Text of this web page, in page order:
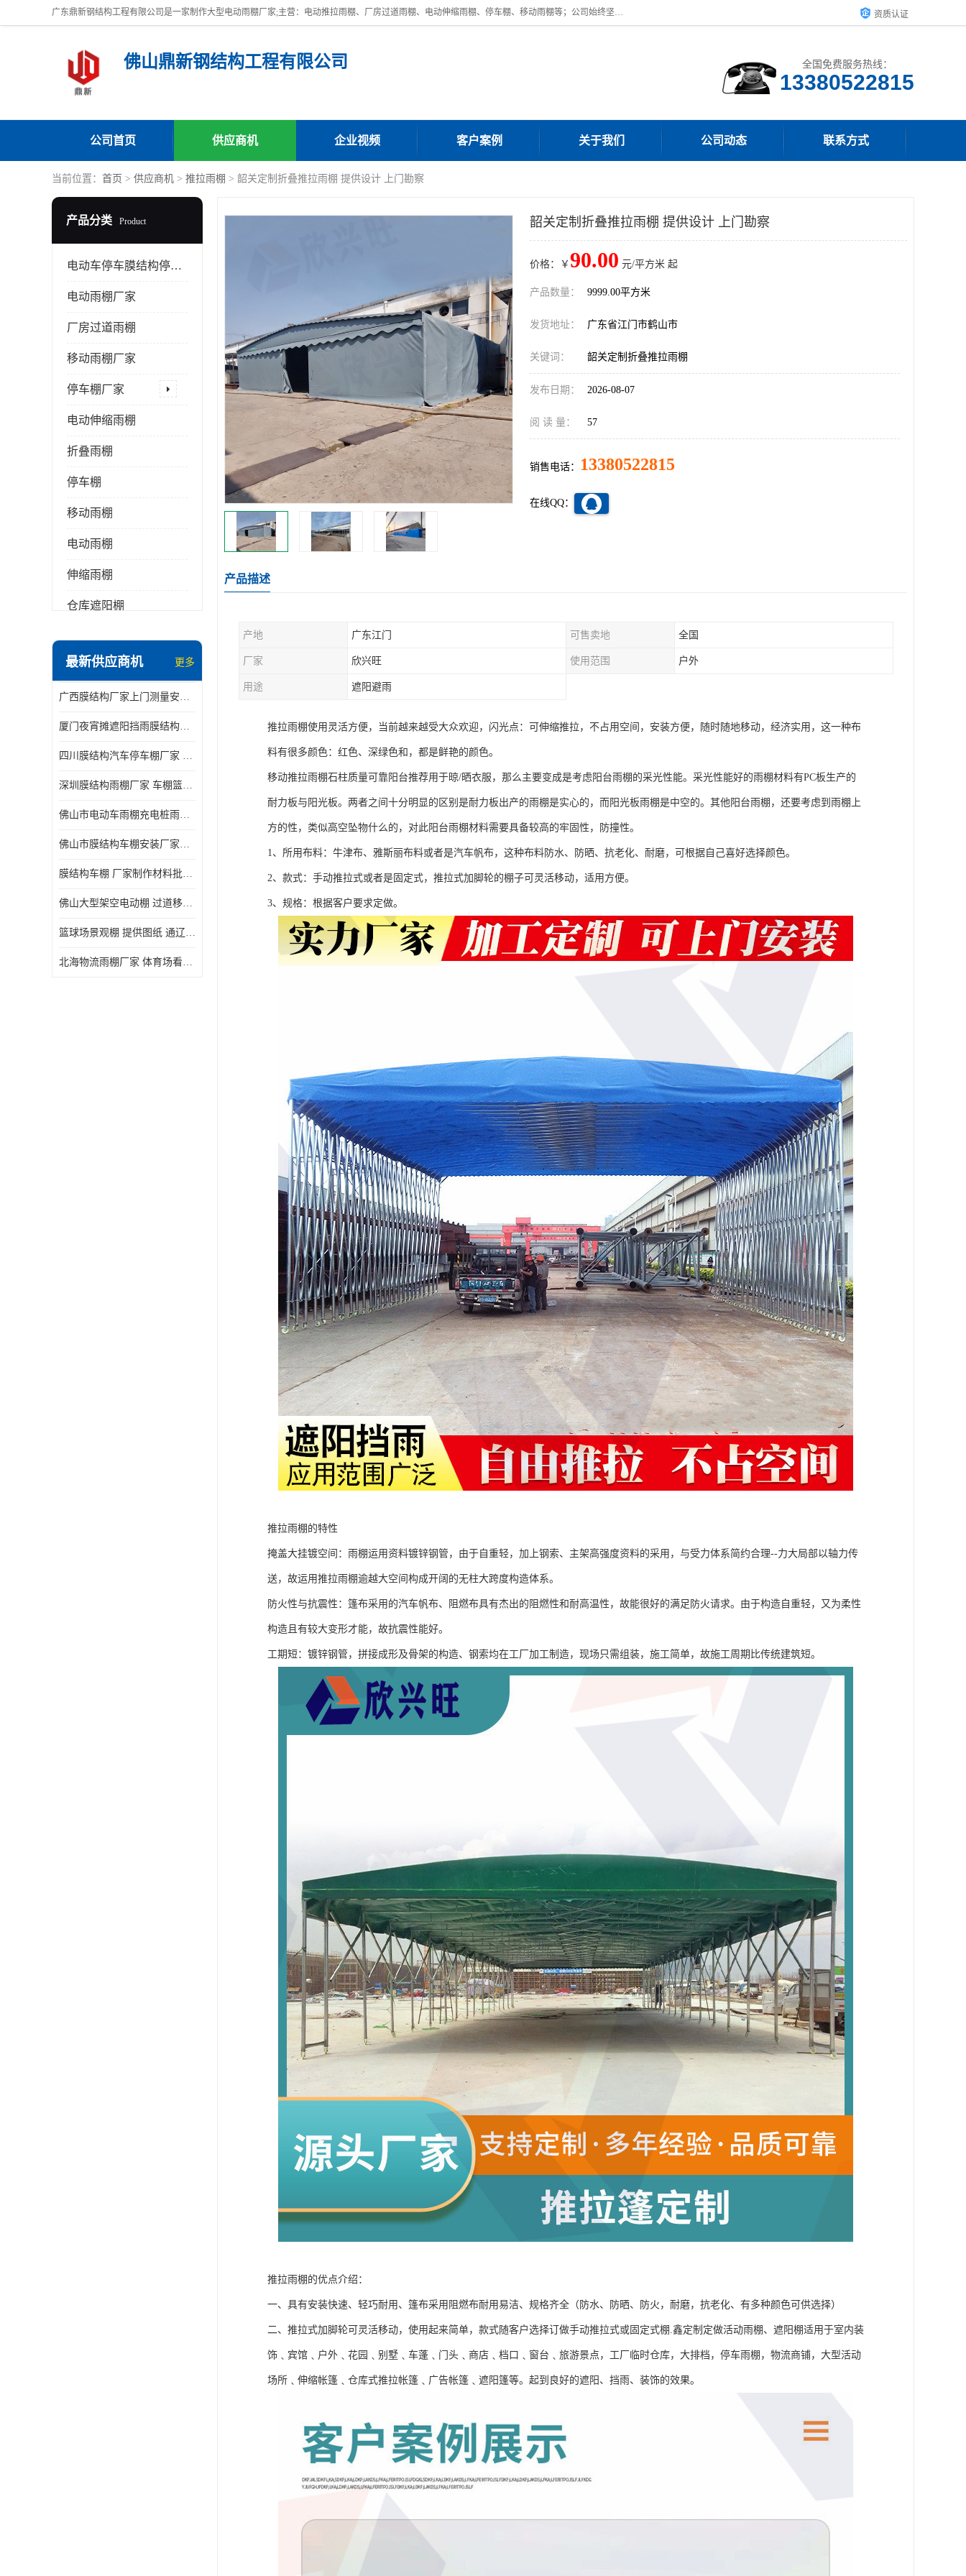
广东鼎新钢结构工程有限公司是一家制作大型电动雨棚厂家;主营：电动推拉雨棚、厂房过道雨棚、电动伸缩雨棚、停车棚、移动雨棚等；公司始终坚持结构创新,品质优越,美观形象,且售后服务好。公司充分吸纳当今休闲用品的前端技术和风格,为您带来质价相宜,时尚典雅的各种户外用品, 资质认证
佛山鼎新钢结构工程有限公司 全国免费服务热线：
13380522815
公司首页 供应商机 企业视频 客户案例 关于我们 公司动态 联系方式
当前位置： 首页 > 供应商机 > 推拉雨棚 > 韶关定制折叠推拉雨棚 提供设计 上门勘察
产品分类 Product
电动车停车膜结构停车棚
电动雨棚厂家
厂房过道雨棚
移动雨棚厂家
停车棚厂家
电动伸缩雨棚
折叠雨棚
停车棚
移动雨棚
电动雨棚
伸缩雨棚
仓库遮阳棚
电动推拉雨棚
膜结构停景观棚
最新供应商机 更多
广西膜结构厂家上门测量安装发货，厂家发货没有差价
厦门夜宵摊遮阳挡雨膜结构雨棚设计 上门测量 款式多
四川膜结构汽车停车棚厂家 款式多 提供报价
深圳膜结构雨棚厂家 车棚篮球场体育看台 规格多样
佛山市电动车雨棚充电桩雨棚小区电动车棚
佛山市膜结构车棚安装厂家发货安装
膜结构车棚 厂家制作材料批发安装一体式工厂
佛山大型架空电动棚 过道移动雨蓬 屋轨道悬空棚免费测量
篮球场景观棚 提供图纸 通辽膜结构厂家
北海物流雨棚厂家 体育场看台雨棚 价格优惠
韶关定制折叠推拉雨棚 提供设计 上门勘察
价格：￥ 90.00 元/平方米 起
产品数量： 9999.00平方米
发货地址： 广东省江门市鹤山市
关键词： 韶关定制折叠推拉雨棚
发布日期： 2026-08-07
阅 读 量： 57
销售电话： 13380522815
在线QQ：
产品描述
产地 广东江门 可售卖地 全国
厂家 欣兴旺 使用范围 户外
用途 遮阳避雨
推拉雨棚使用灵活方便，当前越来越受大众欢迎，闪光点：可伸缩推拉，不占用空间，安装方便，随时随地移动，经济实用，这一种布
料有很多颜色：红色、深绿色和，都是鲜艳的颜色。
移动推拉雨棚石柱质量可靠阳台推荐用于晾/晒衣服，那么主要变成是考虑阳台雨棚的采光性能。采光性能好的雨棚材料有PC板生产的
耐力板与阳光板。两者之间十分明显的区别是耐力板出产的雨棚是实心的，而阳光板雨棚是中空的。其他阳台雨棚，还要考虑到雨棚上
方的性，类似高空坠物什么的，对此阳台雨棚材料需要具备较高的牢固性，防撞性。
1、所用布料：牛津布、雅斯丽布料或者是汽车帆布，这种布料防水、防晒、抗老化、耐磨，可根据自己喜好选择颜色。
2、款式：手动推拉式或者是固定式，推拉式加脚轮的棚子可灵活移动，适用方便。
3、规格：根据客户要求定做。
推拉雨棚的特性
掩盖大挂镀空间：雨棚运用资料镀锌钢管，由于自重轻，加上钢索、主架高强度资料的采用，与受力体系简约合理--力大局部以轴力传
送，故运用推拉雨棚逾越大空间构成开阔的无柱大跨度构造体系。
防火性与抗震性：篷布采用的汽车帆布、阻燃布具有杰出的阻燃性和耐高温性，故能很好的满足防火请求。由于构造自重轻，又为柔性
构造且有较大变形才能，故抗震性能好。
工期短：镀锌钢管，拼接成形及骨架的构造、钢索均在工厂加工制造，现场只需组装，施工简单，故施工周期比传统建筑短。
推拉雨棚的优点介绍：
一、具有安装快速、轻巧耐用、篷布采用阻燃布耐用易洁、规格齐全（防水、防晒、防火，耐磨，抗老化、有多种颜色可供选择）
二、推拉式加脚轮可灵活移动，使用起来简单，款式随客户选择订做手动推拉式或固定式棚.鑫定制定做活动雨棚、遮阳棚适用于室内装
饰﹑宾馆﹑户外﹑花园﹑别墅﹑车蓬﹑门头﹑商店﹑档口﹑窗台﹑旅游景点，工厂临时仓库，大排档，停车雨棚，物流商铺，大型活动
场所﹑伸缩帐篷﹑仓库式推拉帐篷﹑广告帐篷﹑遮阳篷等。起到良好的遮阳、挡雨、装饰的效果。